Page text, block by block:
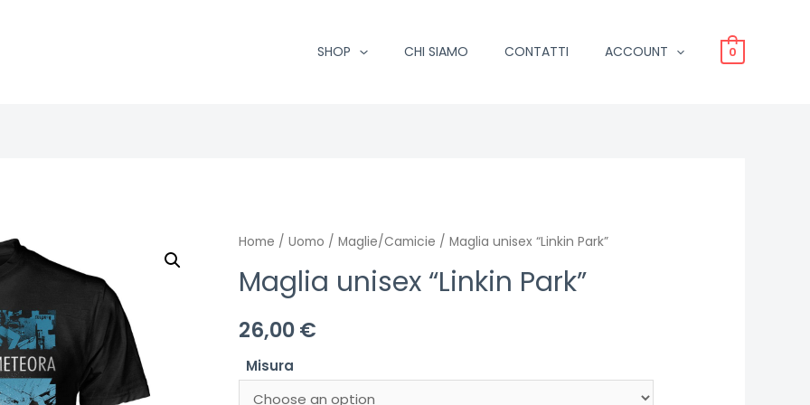
SHOP CHI SIAMO CONTATTI ACCOUNT 0
Home / Uomo / Maglie/Camicie / Maglia unisex “Linkin Park”
Maglia unisex “Linkin Park”
26,00€
Misura